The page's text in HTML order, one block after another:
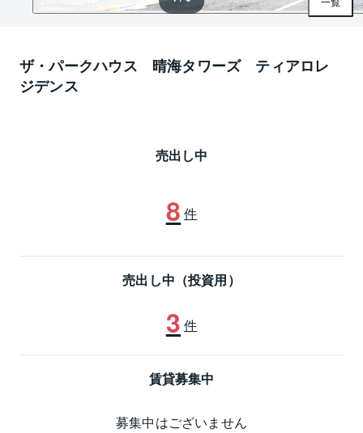
一覧
ザ・パークハウス 晴海タワーズ ティアロレ
ジデンス
売出し中
8 件
売出し中（投資用）
3 件
賃貸募集中
募集中はございません